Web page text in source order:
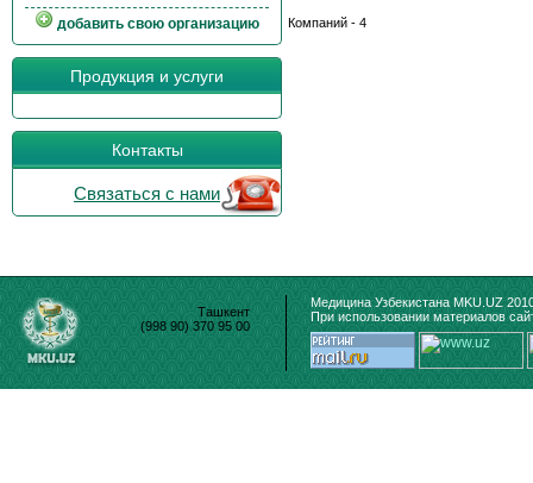
добавить свою организацию
Продукция и услуги
Контакты
Связаться с нами
Компаний - 4
Ташкент
(998 90) 370 95 00
Медицина Узбекистана MKU.UZ
При использовании материалов